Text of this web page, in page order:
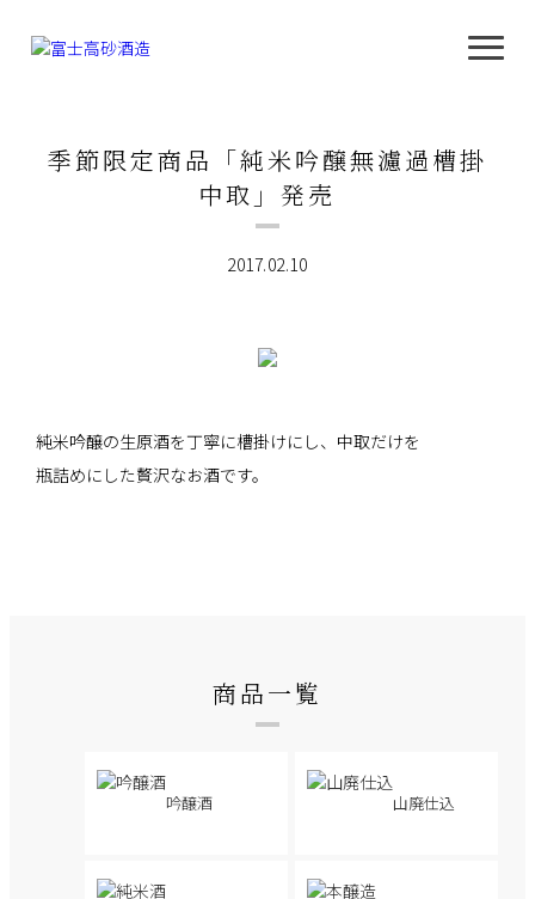
季節限定商品「純米吟醸無濾過槽掛
中取」発売
2017.02.10
純米吟醸の生原酒を丁寧に槽掛けにし、中取だけを
瓶詰めにした贅沢なお酒です。
商品一覧
吟醸酒 山廃仕込